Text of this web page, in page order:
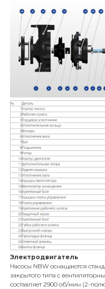
Электродвигатель
Насосы NBW оснащаются
закрытого типа с
составляет 2900 об/мин (2-